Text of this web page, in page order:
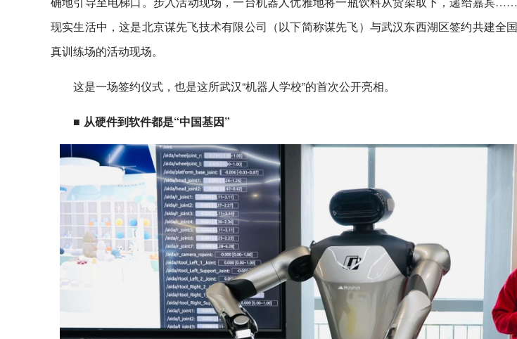
现实生活中，这是北京谋先飞技术有限公司（以下简称谋先飞）与武汉东西湖区签约共建全
真训练场的活动现场。
这是一场签约仪式，也是这所武汉“机器人学校”的首次公开亮相。
■ 从硬件到软件都是“中国基因”